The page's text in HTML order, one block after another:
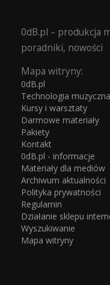
0dB.pl – produkcja
poradniki, nowości
Mapa witryny:
0dB.pl
Technologia muzyczna
Kursy i warsztaty
Darmowe materiały
Pakiety
Kontakt
0dB.pl - informacje
Materiały dla mediów
Archiwum aktualności
Polityka prywatności
Regulamin
Działanie sklepu
Wyszukiwanie
Mapa witryny